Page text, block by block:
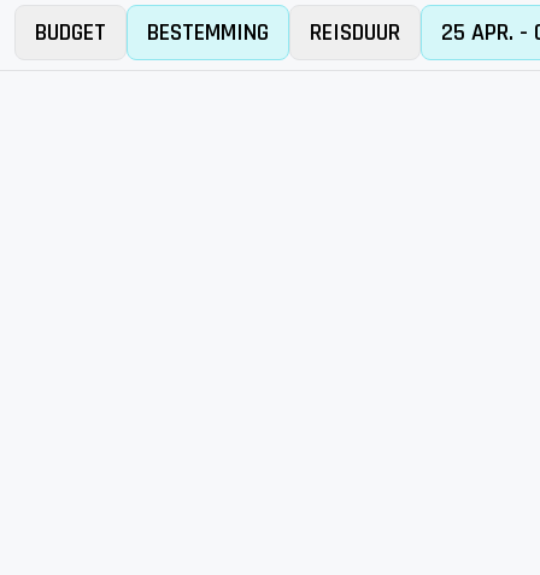
BUDGET BESTEMMING REISDUUR 25 APR. -